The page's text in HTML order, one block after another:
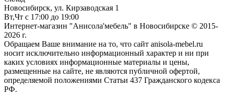
Новосибирск, ул. Кирзаводская 1
Вт,Чт с 17:00 до 19:00
Интернет-магазин "Анисола'мебель" в Новосибирске © 2015-
2026 г.
Обращаем Ваше внимание на то, что сайт anisola-mebel.ru
носит исключительно информационный характер и ни при
каких условиях информационные материалы и цены,
размещенные на сайте, не являются публичной офертой,
определяемой положениями Статьи 437 Гражданского кодекса
РФ.